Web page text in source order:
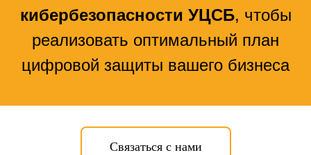
кибербезопасности УЦСБ, чтобы
реализовать оптимальный план
цифровой защиты вашего бизнеса
Связаться с нами